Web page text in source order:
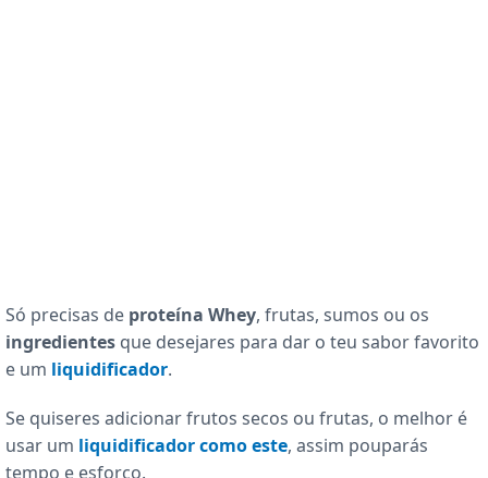
Só precisas de proteína Whey, frutas, sumos ou os
ingredientes que desejares para dar o teu sabor favorito
e um liquidificador.
Se quiseres adicionar frutos secos ou frutas, o melhor é
usar um liquidificador como este, assim pouparás
tempo e esforço.